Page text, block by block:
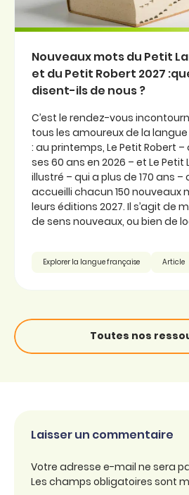
Nouveaux mots du Petit
et du Petit Robert 2027
disent-ils de nous ?
C’est le rendez-vous
tous les amoureux de la
: au printemps, Le Petit Robert
ses 60 ans en 2026 – et Le Petit
illustré – qui a plus de 170 ans –
accueilli chacun 150 nouveaux
leurs éditions 2027. Il s’agit de
de sens nouveaux, ou bien de
Explorer la langue française Article
Toutes nos
Laisser un commentaire
Votre adresse e-mail ne sera
Les champs obligatoires sont